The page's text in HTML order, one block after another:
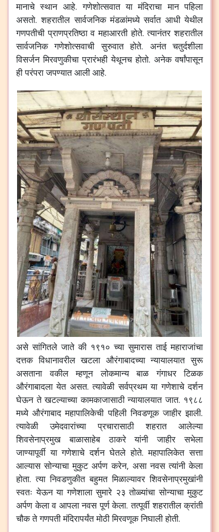
मानाचे स्थान आहे.गणेशोत्सवात या मंदिराचा मान पहिला
असतो.शहरातील सार्वजनिक मंडळांमध्ये सर्वात आधी येथील
गणपतीची प्राणप्रतिष्ठा व महाआरती होते.त्यानंतर शहरातील
सार्वजनिक गणेशोत्सवाची सुरुवात होते. अनंत चतुर्दशीला
विसर्जन मिरवणुकीचा प्रारंभही येथूनच होतो. अनेक वर्षांपासून
ही परंपरा जपण्यात आली आहे.
असे सांगितले जाते की १९१० च्या सुमारास ताई महाराजांचा
दत्तक विधानावरील खटला औरंगाबादच्या न्यायालयात सुरू
असताना
वकील म्हणून लोकमान्य बाळ गंगाधर
टिळक
औरंगाबादला येत असत.त्यावेळी सर्वप्रथम या गणेशाचे दर्शन
घेऊन ते खटल्याच्या कामकाजासाठी न्यायालयात जात. १९८८
मध्ये औरंगाबाद महापालिकेची पहिली निवडणूक जाहीर झाली.
त्यावेळी
उमेदवारांच्या प्रचारासाठी शहरात
आलेल्या
शिवसेनाप्रमुख
बाळासाहेब ठाकरे यांनी जाहीर
सभेला
जाण्यापूर्वी या गणेशाचे दर्शन घेतले होते.महापालिकेत सत्ता
आल्यास सोन्याचा मुकुट अर्पण करेन, असा नवस त्यांनी केला
होता.त्या निवडणुकीत बहुमत मिळाल्यावर शिवसेनाप्रमुखांनी
स्वतः येऊन या गणेशाला सुमारे २३ तोळ्यांचा सोन्याचा मुकुट
अर्पण केला व आपला नवस पूर्ण केला.तत्पूर्वी शहरातील क्रांती
चौक ते गणपती मंदिरापर्यंत मोठी मिरवणूक निघाली होती.